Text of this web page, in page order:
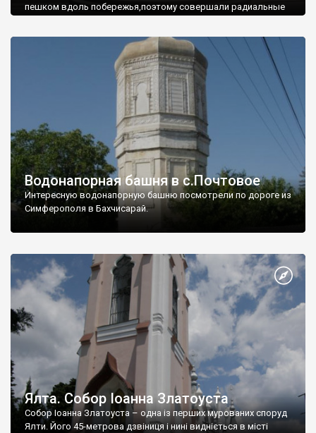
пешком вдоль побережья,поэтому совершали радиальные
Водонапорная башня в с.Почтовое
Интересную водонапорную башню посмотрели по дороге из
Симферополя в Бахчисарай.
Ялта. Собор Іоанна Златоуста
Собор Іоанна Златоуста – одна із перших мурованих споруд
Ялти. Його 45-метрова дзвіниця і нині видніється в місті